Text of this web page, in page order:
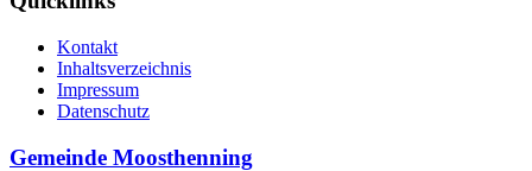
Kontakt
Inhaltsverzeichnis
Impressum
Datenschutz
Gemeinde Moosthenning